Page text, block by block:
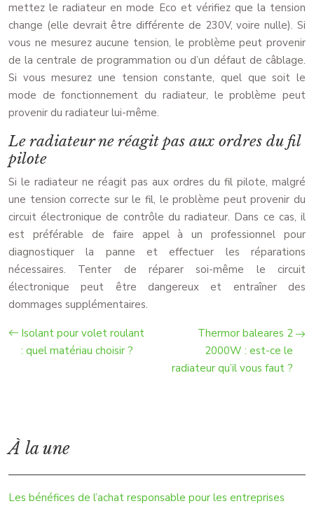
mettez le radiateur en mode Eco et vérifiez que la tension
change (elle devrait être différente de 230V, voire nulle). Si
vous ne mesurez aucune tension, le problème peut provenir
de la centrale de programmation ou d’un défaut de câblage.
Si vous mesurez une tension constante, quel que soit le
mode de fonctionnement du radiateur, le problème peut
provenir du radiateur lui-même.
Le radiateur ne réagit pas aux ordres du fil
pilote
Si le radiateur ne réagit pas aux ordres du fil pilote, malgré
une tension correcte sur le fil, le problème peut provenir du
circuit électronique de contrôle du radiateur. Dans ce cas, il
est préférable de faire appel à un professionnel pour
diagnostiquer la panne et effectuer les réparations
nécessaires. Tenter de réparer soi-même le circuit
électronique peut être dangereux et entraîner des
dommages supplémentaires.
Isolant pour volet roulant
: quel matériau choisir ?
Thermor baleares 2
2000W : est-ce le
radiateur qu’il vous faut ?
À la une
Les bénéfices de l’achat responsable pour les entreprises